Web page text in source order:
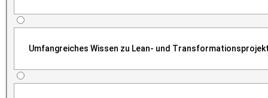
Umfangreiches Wissen zu Lean- und